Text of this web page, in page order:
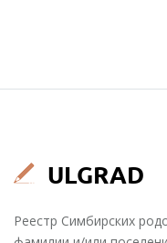
Реестр Симбирских